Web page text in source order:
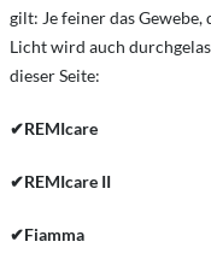
gilt: Je feiner das Gewebe,
Licht wird auch
dieser Seite:
✔REMIcare
✔REMIcare II
✔Fiamma